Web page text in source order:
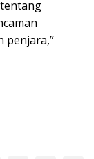
tentang
penjara,”